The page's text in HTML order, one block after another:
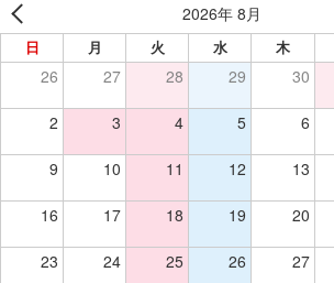
2026年 8月
日 月 火 水 木
26 27 28 29 30
2 3 4 5 6
9 10 11 12 13
16 17 18 19 20
23 24 25 26 27